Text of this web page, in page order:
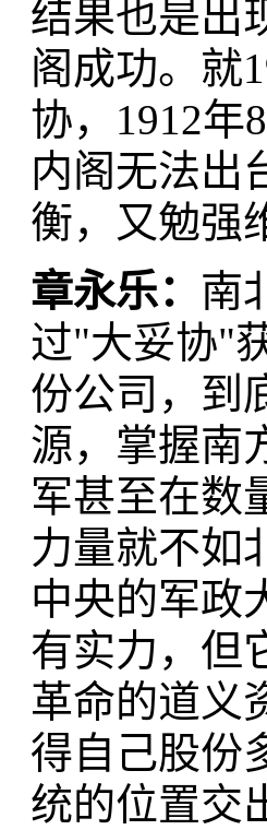
结果也是出
阁成功。就
协，1912年
内阁无法出
衡，又勉强
章永乐： 南
过"大妥协"
份公司，到
源，掌握南
军甚至在数
力量就不如
中央的军政
有实力，但
革命的道义
得自己股份
统的位置交